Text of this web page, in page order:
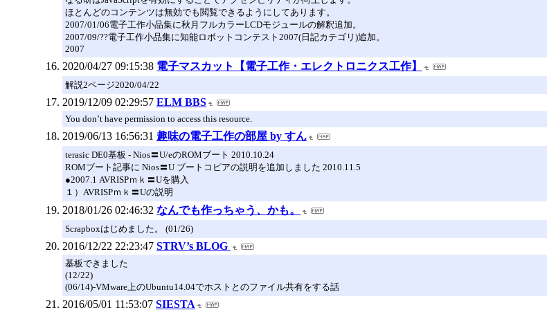
ほとんどのコンテンツは無効でも閲覧できるようにしてあります。
2007/01/06電子工作小品集に秋月フルカラーLCDモジュールの解釈追加。
2007/09/??電子工作小品集に知能ロボットコンテスト2007(日記カテゴリ)追加。
2007
2020/04/27 09:15:38 電子マスカット【電子工作・エレクトロニクス工作】
解説2ページ2020/04/22
2019/12/09 02:29:57 ELM BBS
You don’t have permission to access this resource.
2019/06/13 16:56:31 趣味の電子工作の部屋 by すん
terasic DE0基板 - Nios〓U/eのROMブート 2010.10.24
ROMブート記事に Nios〓U ブートコピアの説明を追加しました 2010.11.5
●2007.1 AVRISPｍｋ〓Uを購入
１）AVRISPｍｋ〓Uの説明
2018/01/26 02:46:32 なんでも作っちゃう、かも。
Scrapboxはじめました。 (01/26)
2016/12/22 22:23:47 STRV’s BLOG
基板できました
(12/22)
(06/14)-VMware上のUbuntu14.04でホストとのファイル共有をする話
2016/05/01 11:53:07 SIESTA